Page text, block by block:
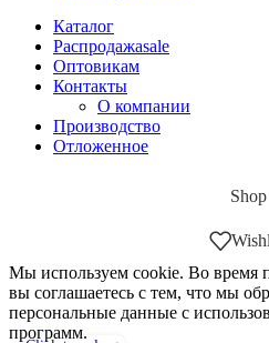
Каталог
Распродажаsale
Оптовикам
Контакты
О компании
Производство
Отложенное
Shop
Мы используем cookie. Во время
вы соглашаетесь с тем, что мы
персональные данные с
программ.